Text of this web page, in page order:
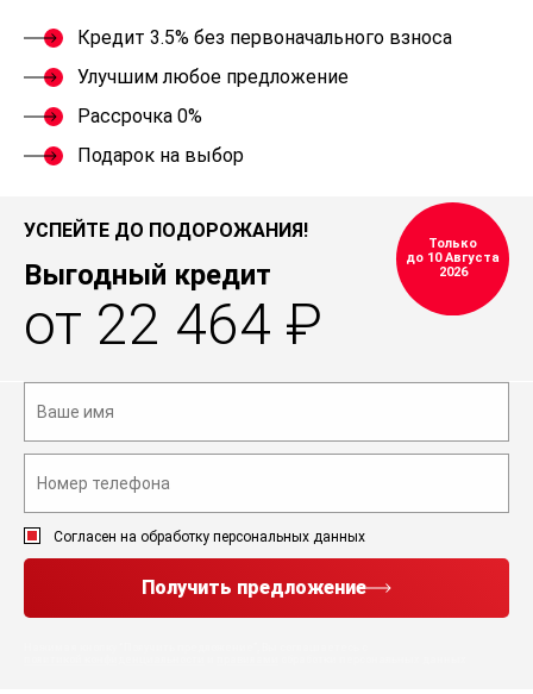
Кредит 3.5% без первоначального взноса
Улучшим любое предложение
Рассрочка 0%
Подарок на выбор
УСПЕЙТЕ ДО ПОДОРОЖАНИЯ!
Выгодный кредит
от 22 464 ₽
Только
до 10 Августа
2026
Согласен на обработку персональных данных
Получить предложение